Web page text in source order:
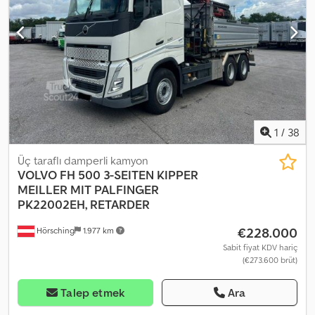
mesafesi: 3900/1370 | Ahşap vinç | Hata, yazım hatası ve önceden
satış yapma hakkı saklıdır. Csdpfxezp U R Hs Acbjha
1 / 38
Hörsching 1.977 km
Üç taraflı damperli kamyon
VOLVO FH 500 3-SEITEN KIPPER
MEILLER MIT PALFINGER
PK22002EH, RETARDER
€228.000
Sabit fiyat KDV hariç
(€273.600 brüt)
Talep etmek Ara